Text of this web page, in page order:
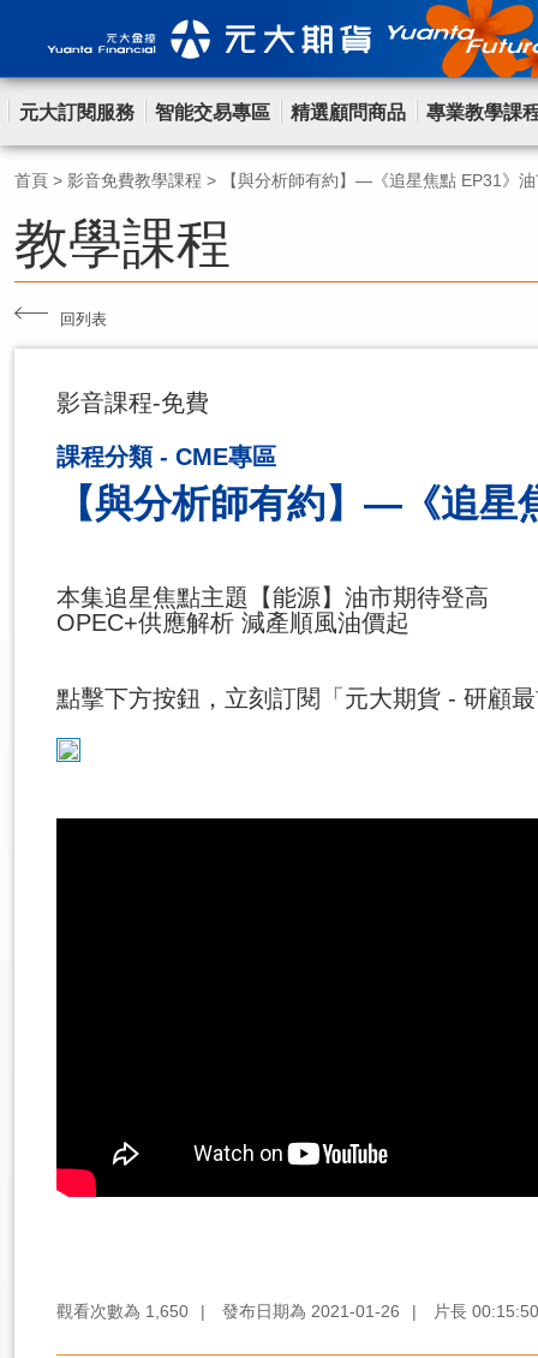
元大訂閱服務 智能交易專區 精選顧問商品 專業教學課
首頁 > 影音免費教學課程 > 【與分析師有約】—《追星焦點 EP31》
教學課程
回列表
影音課程-免費
課程分類 - CME專區
【與分析師有約】—《追
本集追星焦點主題【能源】油市期待登高
OPEC+供應解析 減產順風油價起
點擊下方按鈕，立刻訂閱「元大期貨 - 研顧
觀看次數為 1,650 | 發布日期為 2021-01-26 | 片長 00:15:50